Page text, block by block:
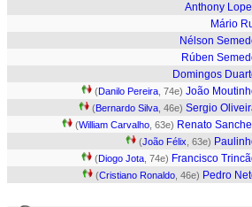
Anthony
Mário
Nélson
Rúben
Domingos
(Danilo Pereira , 74e) João
(Bernardo Silva , 46e) Sergio
(William Carvalho , 63e) Renato
(João Félix , 63e)
(Diogo Jota , 74e) Francisco
(Cristiano Ronaldo , 46e) Pedro